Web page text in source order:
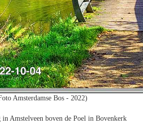
Amsterdamse Bos - 2022)
in Amstelveen boven de Poel in Bovenkerk